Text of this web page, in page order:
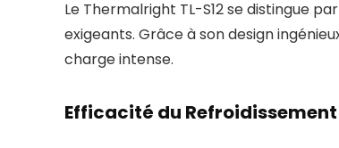
Le Thermalright TL-S12 se distingue
exigeants. Grâce à son design
charge intense.
Efficacité du Refroidissement